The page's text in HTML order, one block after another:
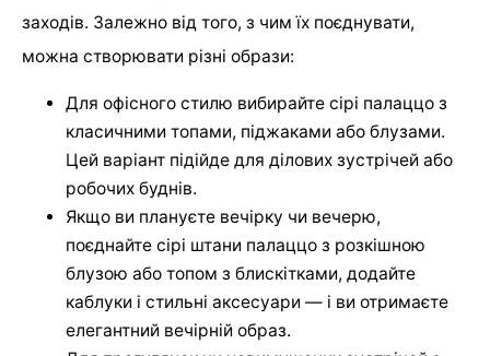
заходів. Залежно від того, з чим їх поєднувати,
можна створювати різні образи:
Для офісного стилю вибирайте сірі палаццо з
класичними топами, піджаками або блузами.
Цей варіант підійде для ділових зустрічей або
робочих буднів.
Якщо ви плануєте вечірку чи вечерю,
поєднайте сірі штани палаццо з розкішною
блузою або топом з блискітками, додайте
каблуки і стильні аксесуари — і ви отримаєте
елегантний вечірній образ.